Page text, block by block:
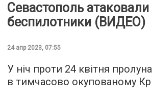
Севастополь
беспилотники (ВИДЕО)
24 апр 2023, 07:55
У ніч проти 24 квітня
в тимчасово окупованому